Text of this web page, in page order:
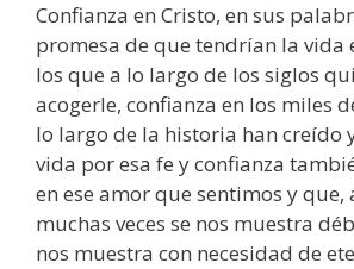
Confianza en Cristo, en sus
promesa de que tendrían la vida
los que a lo largo de los siglos
acogerle, confianza en los miles
lo largo de la historia han creído
vida por esa fe y confianza
en ese amor que sentimos y que,
muchas veces se nos muestra
nos muestra con necesidad de